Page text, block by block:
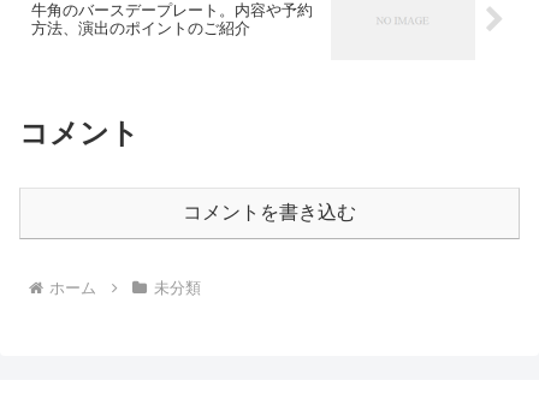
牛角のバースデープレート。内容や予約
方法、演出のポイントのご紹介
コメント
コメントを書き込む
ホーム 未分類